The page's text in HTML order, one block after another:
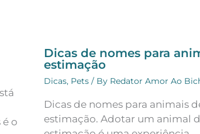
o
Dicas de nomes para
estimação
Dicas, Pets/ By Redator Amor Ao
Dicas de nomes para animais
estimação. Adotar um animal